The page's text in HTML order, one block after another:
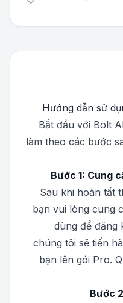
Hướng dẫn sử
Bắt đầu với Bolt
làm theo các bước
Bước 1: Cung
Sau khi hoàn tất
bạn vui lòng cung
dùng để đăng
chúng tôi sẽ tiến
bạn lên gói Pro.
Bước